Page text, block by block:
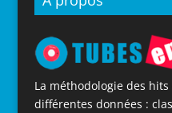
La méthodologie des
différentes données :